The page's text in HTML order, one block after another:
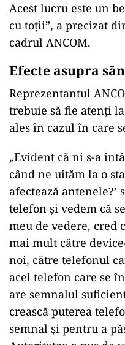
Acest lucru este un
cu toţii”, a precizat
cadrul ANCOM.
Efecte asupra
Reprezentantul
trebuie să fie atenți
ales în cazul în care
„Evident că ni s-a
când ne uităm la o
afectează antenele?’
telefon şi vedem că
meu de vedere, cred
mai mult către
noi, către telefonul
acel telefon care se
are semnalul
crească puterea
semnal şi pentru a